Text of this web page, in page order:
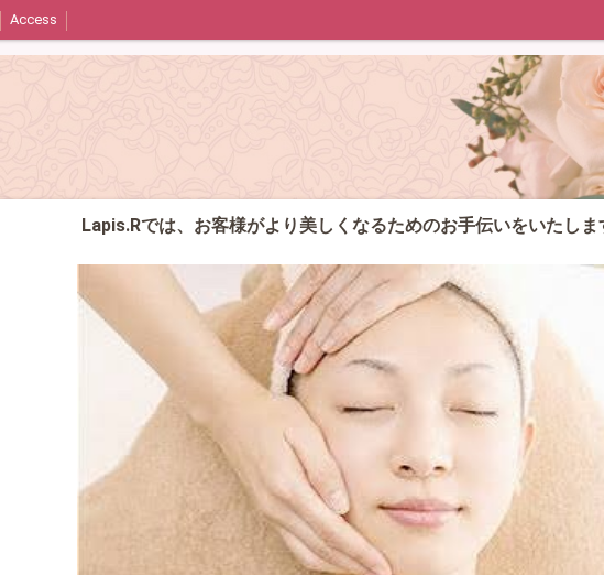
Access
Lapis.Rでは、お客様がより美しくなるためのお手伝いをいたしま